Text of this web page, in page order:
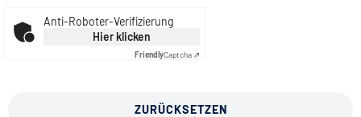
Anti-Roboter-Verifizierung
Hier klicken
FriendlyCaptcha ⇗
ZURÜCKSETZEN